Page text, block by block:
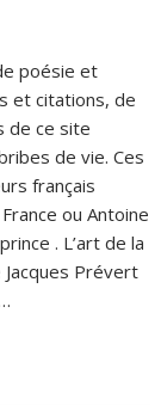
poésie et
et citations, de
de ce site
de vie. Ces
français
ou Antoine
. L’art de la
Prévert